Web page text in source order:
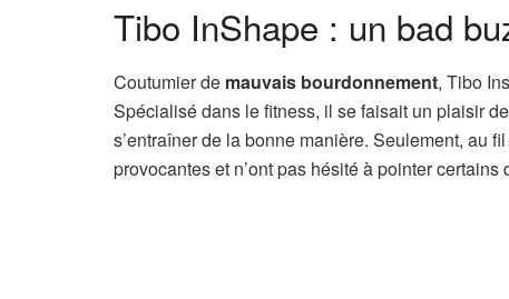
Tibo InShape : un bad
Coutumier de mauvais bourdonnement, Tibo
Spécialisé dans le fitness, il se faisait un plaisir
s’entraîner de la bonne manière. Seulement, au
provocantes et n’ont pas hésité à pointer